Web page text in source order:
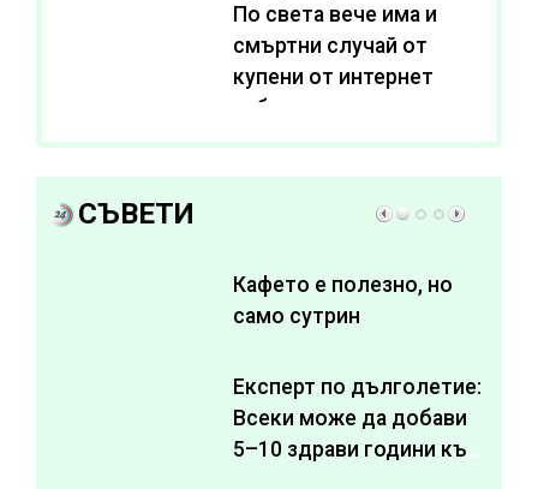
По света вече има и
смъртни случай от
купени от интернет
субстанции за
отслабване
СЪВЕТИ
Кафето е полезно, но
само сутрин
Експерт по дълголетие:
Всеки може да добави
5–10 здрави години към